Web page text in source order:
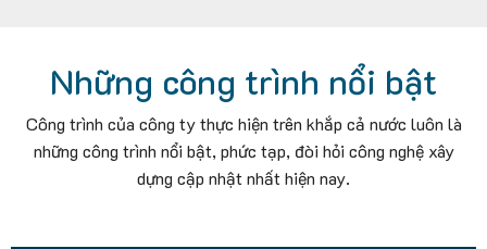
Những công trình nổi bật
Công trình của công ty thực hiện trên khắp cả nước luôn là
những công trình nổi bật, phức tạp, đòi hỏi công nghệ xây
dựng cập nhật nhất hiện nay.